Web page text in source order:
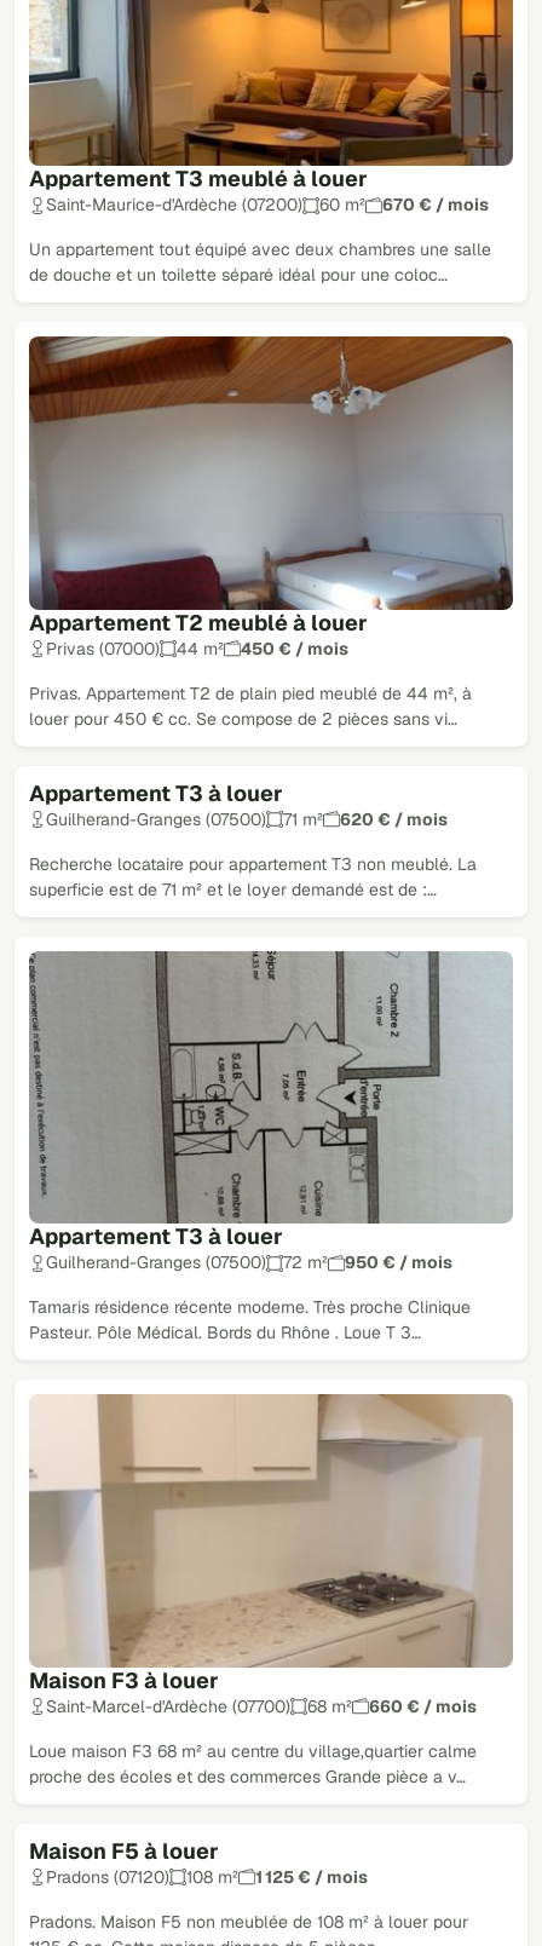
Appartement T3 meublé à louer
Saint-Maurice-d'Ardèche (07200) 60 m² 670 € / mois
Un appartement tout équipé avec deux chambres une salle
de douche et un toilette séparé idéal pour une coloc…
Appartement T2 meublé à louer
Privas (07000) 44 m² 450 € / mois
Privas. Appartement T2 de plain pied meublé de 44 m², à
louer pour 450 € cc. Se compose de 2 pièces sans vi…
Appartement T3 à louer
Guilherand-Granges (07500) 71 m² 620 € / mois
Recherche locataire pour appartement T3 non meublé. La
superficie est de 71 m² et le loyer demandé est de :…
Appartement T3 à louer
Guilherand-Granges (07500) 72 m² 950 € / mois
Tamaris résidence récente moderne. Très proche Clinique
Pasteur. Pôle Médical. Bords du Rhône . Loue T 3…
Maison F3 à louer
Saint-Marcel-d'Ardèche (07700) 68 m² 660 € / mois
Loue maison F3 68 m² au centre du village,quartier calme
proche des écoles et des commerces Grande pièce a v…
Maison F5 à louer
Pradons (07120) 108 m² 1 125 € / mois
Pradons. Maison F5 non meublée de 108 m² à louer pour